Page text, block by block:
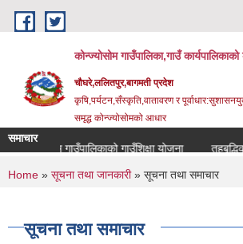
Skip to main content
कोन्ज्योसोम गाउँपालिका,गाउँ कार्यपालिकाको
चौघरे,ललितपुर,बागमती प्रदेश
कृषि,पर्यटन,सँस्कृति,वातावरण र
समृद्ध कोन्ज्योसोमको आधार
समाचार
कोन्ज्योसोम गाउँपालिकाको गाउँशिक्षा योजना
You are here
Home » सूचना तथा जानकारी» सूचना तथा समाचार
सूचना तथा समाचार